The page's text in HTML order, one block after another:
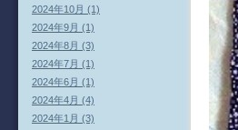
2024年10月 (1)
2024年9月 (1)
2024年8月 (3)
2024年7月 (1)
2024年6月 (1)
2024年4月 (4)
2024年1月 (3)